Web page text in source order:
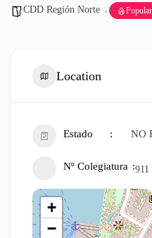
CDD Región Norte
Location
Estado NO
Nº Colegiatura 911
+
−